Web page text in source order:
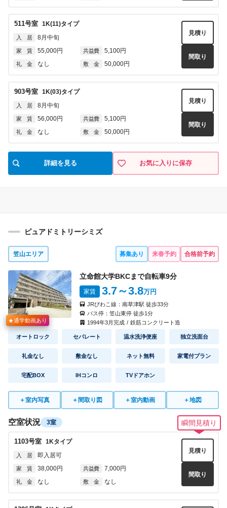
511号室 1K(11)タイプ
入 居 8月中旬
家 賃 55,000円 共益費 5,100円
礼 金 なし 敷 金 50,000円
見積り
間取り
903号室 1K(03)タイプ
入 居 8月中旬
家 賃 56,000円 共益費 5,100円
礼 金 なし 敷 金 50,000円
見積り
間取り
詳細を見る お気に入りに保存
ピュアドミトリーシミズ
笠山エリア 募集あり 来春予約 合格前予約
★通学動画あり
立命館大学BKCまで自転車9分
家賃 3.7～3.8万円
JRびわこ線： 南草津駅 徒歩33分
バス停： 笠山東停徒歩1分
1994年3月完成 / 鉄筋コンクリート造
オートロック セパレート 温水洗浄便座 独立洗面台
礼金なし 敷金なし ネット無料 家電付プラン
宅配BOX IHコンロ TVドアホン
＋室内写真 ＋ 間取り図 ＋室内動画 ＋地図
空室状況 3室 瞬間見積り
1103号室 1Kタイプ
入 居 即入居可
家 賃 38,000円 共益費 7,000円
礼 金 なし 敷 金 なし
見積り
間取り